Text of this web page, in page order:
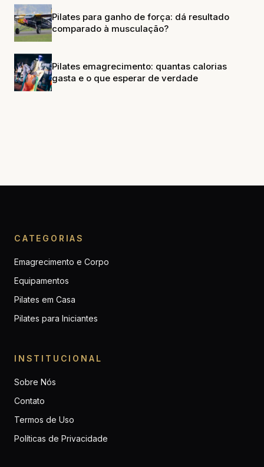
Pilates para ganho de força: dá resultado
comparado à musculação?
Pilates emagrecimento: quantas calorias
gasta e o que esperar de verdade
CATEGORIAS
Emagrecimento e Corpo
Equipamentos
Pilates em Casa
Pilates para Iniciantes
INSTITUCIONAL
Sobre Nós
Contato
Termos de Uso
Políticas de Privacidade